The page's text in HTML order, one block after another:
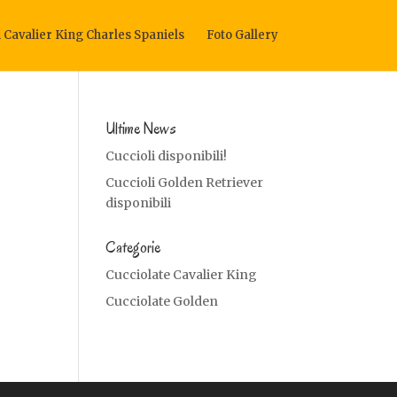
King Charles Spaniels Foto Gallery
Ultime News
Cuccioli disponibili!
Cuccioli Golden Retriever
disponibili
Categorie
Cucciolate Cavalier King
Cucciolate Golden